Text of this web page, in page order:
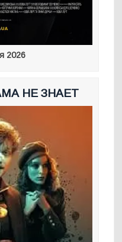
2026
НЕ ЗНАЕТ